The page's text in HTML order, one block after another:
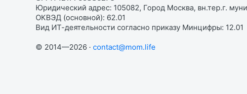
Юридический адрес: 105082, Город Москва, вн.тер.г.
ОКВЭД (основной): 62.01
Вид ИТ-деятельности согласно приказу Минцифры: 12.01
© 2014—2026 · contact@mom.life